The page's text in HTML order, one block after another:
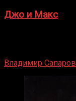
Джо и Макс
Владимир Сапаров